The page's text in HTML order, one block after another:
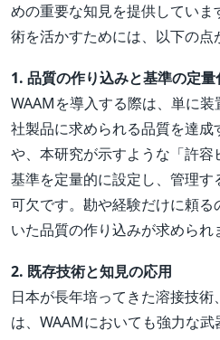
めの重要な知見を提供してい
術を活かすためには、以下の点
1. 品質の作り込みと基準の定量
WAAMを導入する際は、単に
社製品に求められる品質を達
や、本研究が示すような「許
基準を定量的に設定し、管理
可欠です。勘や経験だけに頼
いた品質の作り込みが求められ
2. 既存技術と知見の応用
日本が長年培ってきた溶接技
は、WAAMにおいても強力な